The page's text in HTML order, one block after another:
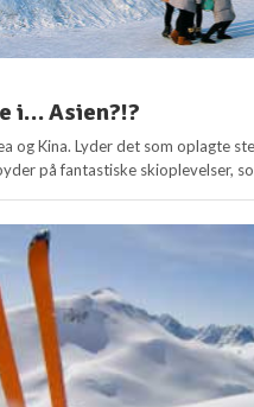
i… Asien?!?
og Kina. Lyder det som oplagte
på fantastiske skioplevelser,